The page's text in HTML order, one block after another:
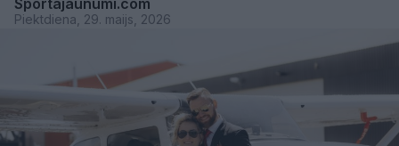
Sportajaunumi.com
Piektdiena, 29. maijs, 2026